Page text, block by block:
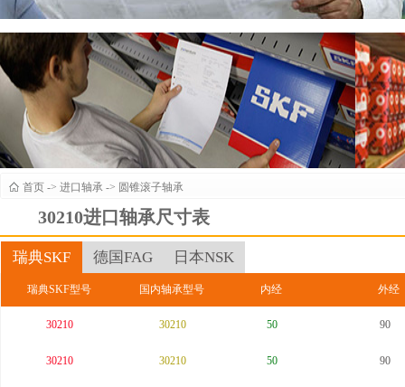
首页 -> 进口轴承 -> 圆锥滚子轴承
30210进口轴承尺寸表
瑞典SKF 德国FAG 日本NSK
瑞典SKF型号 国内轴承型号 内经 外经
30210 30210 50 90
30210 30210 50 90